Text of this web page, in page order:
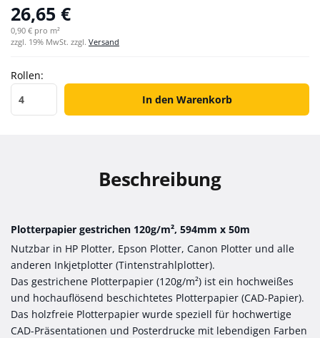
26,65 €
0,90 € pro m²
zzgl. 19% MwSt. zzgl. Versand
Rollen:
In den Warenkorb
Beschreibung
Plotterpapier gestrichen 120g/m², 594mm x 50m
Nutzbar in HP Plotter, Epson Plotter, Canon Plotter und alle
anderen Inkjetplotter (Tintenstrahlplotter).
Das gestrichene Plotterpapier (120g/m²) ist ein hochweißes
und hochauflösend beschichtetes Plotterpapier (CAD-Papier).
Das holzfreie Plotterpapier wurde speziell für hochwertige
CAD-Präsentationen und Posterdrucke mit lebendigen Farben